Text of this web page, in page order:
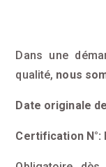
Dans une
qualité, nous
Date originale
Certification N°: